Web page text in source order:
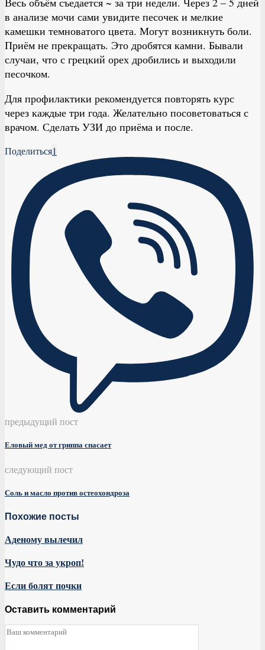
в анализе мочи сами увидите песочек и мелкие
камешки темноватого цвета. Могут возникнуть боли.
Приём не прекращать. Это дробятся камни. Бывали
случаи, что с грецкий орех дробились и выходили
песочком.
Для профилактики рекомендуется повторять курс
через каждые три года. Желательно посоветоваться с
врачом. Сделать УЗИ до приёма и после.
Поделиться1
предыдущий пост
Еловый мед от гриппа спасает
следующий пост
Соль и масло против остеохондроза
Похожие посты
Аденому вылечил
Чудо что за укроп!
Если болят почки
Оставить комментарий